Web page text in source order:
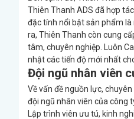
Thiên Thanh ADS đã hợp
đặc tính nổi bật sản phẩm là
ra, Thiên Thanh còn cung
tâm, chuyên nghiệp. Luôn
nhật các tiến độ mới nhất
Đội ngũ nhân viên
Về vấn đề nguồn lực,
đội ngũ nhân viên của công
Lập trình viên ưu tú, kinh